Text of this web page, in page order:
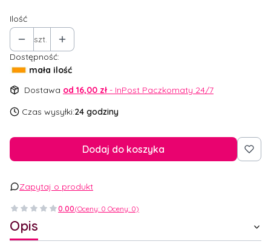
Ilość
szt.
Dostępność:
mała ilość
Dostawa od 16,00 zł - InPost Paczkomaty 24/7
Czas wysyłki:24 godziny
Dodaj do koszyka
Zapytaj o produkt
0.00(Oceny: 0 Oceny: 0)
Opis